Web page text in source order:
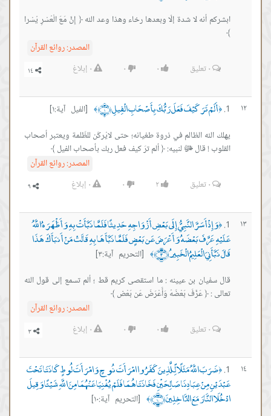
ابشركم ﺃﻧﻪ ﻻ ﺷﺪﺓ ﺇﻟّﺎ ﻭﺑﻌﺪﻫﺎ ﺭﺧﺎﺀ ﻭﻫﺬﺍ ﻭﻋﺪ ﺍﻟﻠﻪ ﴿ ﺇِﻥَّ ﻣَﻊَ ﺍﻟْﻌُﺴْﺮِ ﻳُﺴْﺮﺍ
﴾
المصدر:روائع القرآن
٠تعليق ٠ ٠ ٠ إبلاغ
١٢ ﴿أَلَمْ تَرَ كَيْفَ فَعَلَ رَبُّكَ بِأَصْحَابِ الْفِيلِ ﴿١﴾ ﴾
[الفيل آية:١]
يهلك الله الظالم في ذروة طغيانه؛ حتى لايُركَن للظَلمة ويعتبر أصحاب
القلوب ! قال ﷻ لنبيه: ﴿ ألم ترَ كيف فعل ربك بأصحاب الفيل ﴾
المصدر:روائع القرآن
٠تعليق ٢ ٠ ٠ إبلاغ
١٣ ﴿وَإِذْ أَسَرَّ النَّبِيُّ إِلَى بَعْضِ أَزْوَاجِهِ حَدِيثًا فَلَمَّا نَبَّأَتْ بِهِ وَأَظْهَرَهُ اللَّهُ
عَلَيْهِ عَرَّفَ بَعْضَهُ وَأَعْرَضَ عَن بَعْضٍ فَلَمَّا نَبَّأَهَا بِهِ قَالَتْ مَنْ أَنبَأَكَ هَذَا
قَالَ نَبَّأَنِيَ الْعَلِيمُ الْخَبِيرُ ﴿٣﴾ ﴾
[التحريم آية:٣]
قال سفيان بن عيينه : ما استقصى كريم قط ؛ ألم تسمع إلى قول الله
تعالى : ﴿ عَرَّفَ بَعْضَهُ وَأَعْرَضَ عَن بَعْض ﴾
المصدر:روائع القرآن
٠تعليق ٠ ٠ ٠ إبلاغ
١٤ ﴿ضَرَبَ اللَّهُ مَثَلًا لِّلَّذِينَ كَفَرُوا امْرَأَتَ نُوحٍ وَامْرَأَتَ لُوطٍ كَانَتَا تَحْتَ
عَبْدَيْنِ مِنْ عِبَادِنَا صَالِحَيْنِ فَخَانَتَاهُمَا فَلَمْ يُغْنِيَا عَنْهُمَا مِنَ اللَّهِ شَيْئًا وَقِيلَ
ادْخُلَا النَّارَ مَعَ الدَّاخِلِينَ ﴿١٠﴾ ﴾
[التحريم آية:١٠]